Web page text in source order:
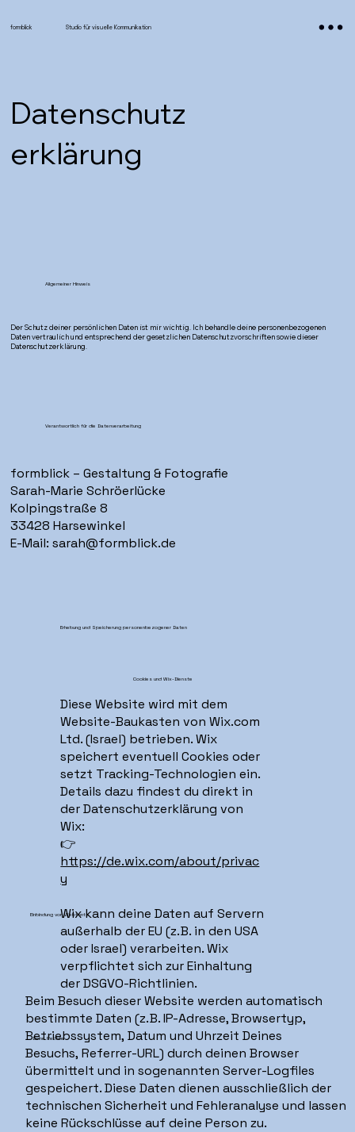
formblick Studio für visuelle Kommunikation
Datenschutz
erklärung
Allgemeiner Hinweis
Der Schutz deiner persönlichen Daten ist mir wichtig. Ich behandle deine personenbezogenen
Daten vertraulich und entsprechend der gesetzlichen Datenschutzvorschriften sowie dieser
Datenschutzerklärung.
Verantwortlich für die Datenverarbeitung
formblick – Gestaltung & Fotografie
Sarah-Marie Schröerlücke
Kolpingstraße 8
33428 Harsewinkel
E-Mail:sarah@formblick.de
Erhebung und Speicherung personenbezogener Daten
Beim Besuch dieser Website werden automatisch
bestimmte Daten (z. B. IP-Adresse, Browsertyp,
Betriebssystem, Datum und Uhrzeit Deines
Besuchs, Referrer-URL) durch deinen Browser
übermittelt und in sogenannten Server-Logfiles
gespeichert. Diese Daten dienen ausschließlich der
technischen Sicherheit und Fehleranalyse und lassen
keine Rückschlüsse auf deine Person zu.
Diese Website wird mit dem
Website-Baukasten von Wix.com
Ltd. (Israel) betrieben. Wix
speichert eventuell Cookies oder
setzt Tracking-Technologien ein.
Details dazu findest du direkt in
der Datenschutzerklärung von
Wix:
👉
https://de.wix.com/about/privac
y
Wix kann deine Daten auf Servern
außerhalb der EU (z. B. in den USA
oder Israel) verarbeiten. Wix
verpflichtet sich zur Einhaltung
der DSGVO-Richtlinien.
Cookies und Wix-Dienste
Einbindung von Webfonts
Deine Rechte